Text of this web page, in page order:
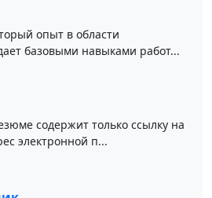
опыт в области
базовыми навыками работ...
содержит только ссылку на
электронной п...